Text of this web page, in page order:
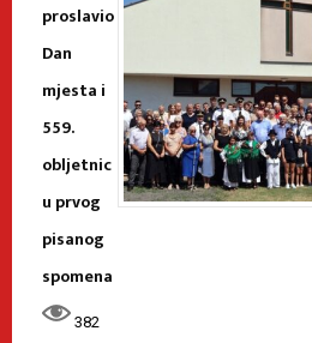
proslavio
Dan
mjesta i
559.
obljetnic
u prvog
pisanog
spomena
382